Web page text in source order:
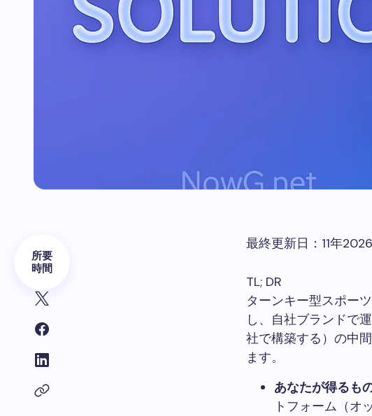
所要
時間
最終更新日：11年
TL; DR
ターンキー型スポー
し、自社ブランドで
社で構築する）の中
ます。
あなたが得るも
トフォーム（オ